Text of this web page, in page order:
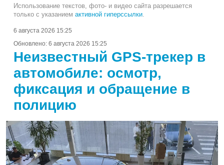
Использование текстов, фото- и видео сайта разрешается
только с указанием активной гиперссылки
6 августа 2026 15:25
Обновлено: 6 августа 2026 15:25
Неизвестный GPS-трекер в
автомобиле: осмотр,
фиксация и обращение в
полицию